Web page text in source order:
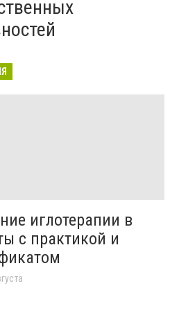
иглотерапии в
с практикой и